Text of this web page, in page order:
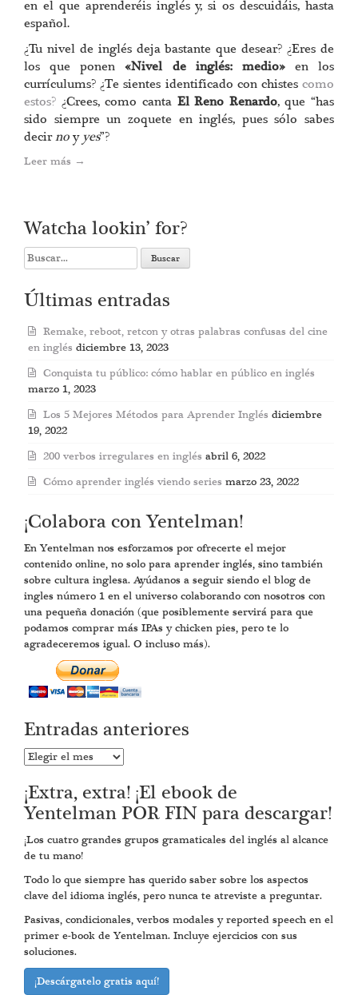
en el que aprenderéis inglés y, si os descuidáis, hasta
español.
¿Tu nivel de inglés deja bastante que desear? ¿Eres de
los que ponen«Nivel de inglés: medio»en los
currículums? ¿Te sientes identificado con chistes como
estos? ¿Crees, como canta El Reno Renardo, que “has
sido siempre un zoquete en inglés, pues sólo sabes
decirnoy yes”?
Leer más →
Watcha lookin’ for?
Search
for:
Últimas entradas
Remake, reboot, retcon y otras palabras confusas del cine
en inglés diciembre 13, 2023
Conquista tu público: cómo hablar en público en inglés
marzo 1, 2023
Los 5 Mejores Métodos para Aprender Inglés diciembre
19, 2022
200 verbos irregulares en inglés abril 6, 2022
Cómo aprender inglés viendo series marzo 23, 2022
¡Colabora con Yentelman!
En Yentelman nos esforzamos por ofrecerte el mejor
contenido online, no solo para aprender inglés, sino también
sobre cultura inglesa. Ayúdanos a seguir siendo el blog de
ingles número 1 en el universo colaborando con nosotros con
una pequeña donación (que posiblemente servirá para que
podamos comprar más IPAs y chicken pies, pero te lo
agradeceremos igual. O incluso más).
Entradas anteriores
Entradas
¡Extra, extra! ¡El ebook de
Yentelman POR FIN para descargar!
¡Los cuatro grandes grupos gramaticales del inglés al alcance
de tu mano!
Todo lo que siempre has querido saber sobre los aspectos
clave del idioma inglés, pero nunca te atreviste a preguntar.
Pasivas, condicionales, verbos modales y reported speech en el
primer e-book de Yentelman. Incluye ejercicios con sus
soluciones.
¡Descárgatelo gratis aquí!